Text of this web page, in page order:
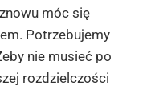
móc się
Potrzebujemy
nie musieć po
rozdzielczości